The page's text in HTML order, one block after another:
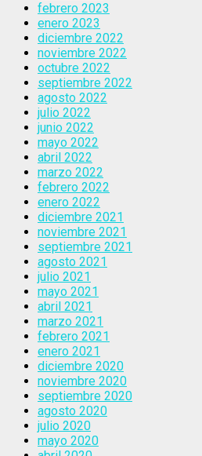
febrero 2023
enero 2023
diciembre 2022
noviembre 2022
octubre 2022
septiembre 2022
agosto 2022
julio 2022
junio 2022
mayo 2022
abril 2022
marzo 2022
febrero 2022
enero 2022
diciembre 2021
noviembre 2021
septiembre 2021
agosto 2021
julio 2021
mayo 2021
abril 2021
marzo 2021
febrero 2021
enero 2021
diciembre 2020
noviembre 2020
septiembre 2020
agosto 2020
julio 2020
mayo 2020